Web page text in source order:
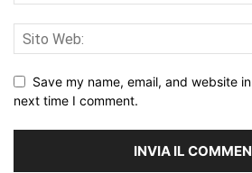
Save my name, email, and website
next time I comment.